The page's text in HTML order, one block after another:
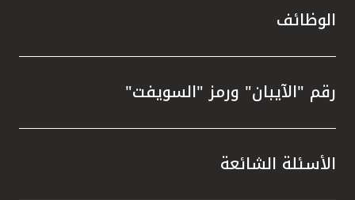
الوظائف
رقم "الآيبان" ورمز "السويفت"
الأسئلة الشائعة